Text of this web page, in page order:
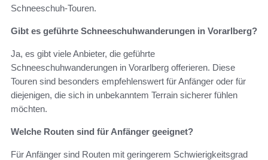
Schneeschuh-Touren.
Gibt es geführte Schneeschuhwanderungen in Vorarlberg?
Ja, es gibt viele Anbieter, die geführte
Schneeschuhwanderungen in Vorarlberg offerieren. Diese
Touren sind besonders empfehlenswert für Anfänger oder für
diejenigen, die sich in unbekanntem Terrain sicherer fühlen
möchten.
Welche Routen sind für Anfänger geeignet?
Für Anfänger sind Routen mit geringerem Schwierigkeitsgrad